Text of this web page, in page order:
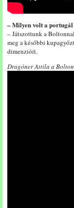
– Milyen volt a
– Játszottunk a
meg a későbbi
dimenzióit.
Dragóner Attila a